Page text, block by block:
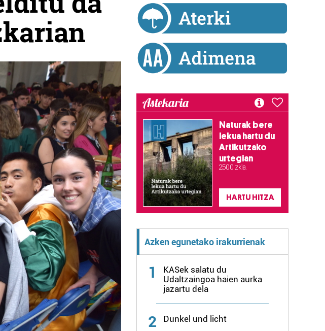
Astekaria
Naturak bere
lekua hartu du
Artikutzako
urtegian
2.500 zkia.
HARTU HITZA
Azken egunetako irakurrienak
1
KASek salatu du
Udaltzaingoa haien aurka
jazartu dela
2 Dunkel und licht